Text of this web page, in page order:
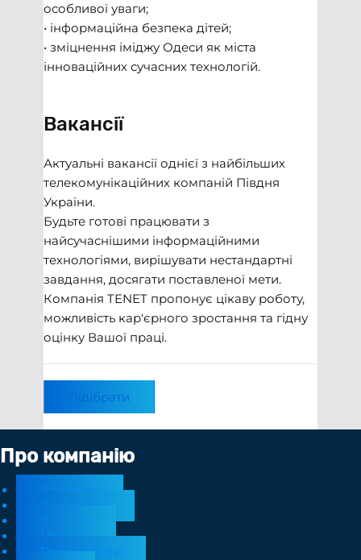
особливої уваги;
• інформаційна безпека дітей;
• зміцнення іміджу Одеси як міста
інноваційних сучасних технологій.
Вакансії
Актуальні вакансії однієї з найбільших
телекомунікаційних компаній Півдня
України.
Будьте готові працювати з
найсучаснішими інформаційними
технологіями, вирішувати нестандартні
завдання, досягати поставленої мети.
Компанія TENET пропонує цікаву роботу,
можливість кар'єрного зростання та гідну
оцінку Вашої праці.
Підібрати
Про компанію
Контакти
Документи
Вакансії
Новини
Профроботи